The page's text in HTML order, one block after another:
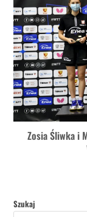
Zosia Śliwka i
Szukaj